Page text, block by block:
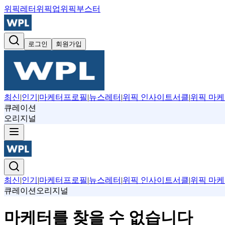
위픽레터 위픽업위픽부스터
로그인 회원가입
최신|인기 |마케터프로필|뉴스레터 |위픽 인사이트서클|위픽 마케
큐레이션
오리지널
최신|인기 |마케터프로필|뉴스레터 |위픽 인사이트서클|위픽 마케
큐레이션 오리지널
마케터를 찾을 수 없습니다